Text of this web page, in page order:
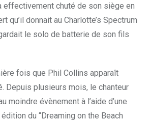
effectivement chuté de son siège en
qu’il donnait au Charlotte’s Spectrum
le solo de batterie de son fils
fois que Phil Collins apparaît
Depuis plusieurs mois, le chanteur
moindre évènement à l’aide d’une
du “Dreaming on the Beach